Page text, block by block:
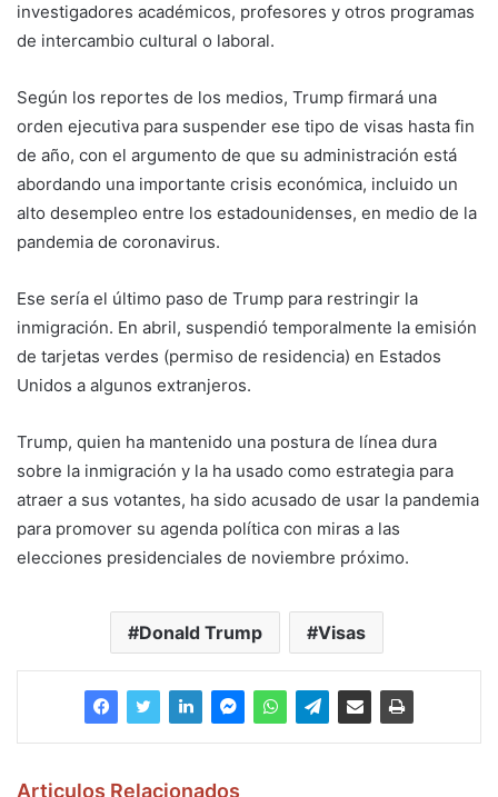
investigadores académicos, profesores y otros programas
de intercambio cultural o laboral.
Según los reportes de los medios, Trump firmará una
orden ejecutiva para suspender ese tipo de visas hasta fin
de año, con el argumento de que su administración está
abordando una importante crisis económica, incluido un
alto desempleo entre los estadounidenses, en medio de la
pandemia de coronavirus.
Ese sería el último paso de Trump para restringir la
inmigración. En abril, suspendió temporalmente la emisión
de tarjetas verdes (permiso de residencia) en Estados
Unidos a algunos extranjeros.
Trump, quien ha mantenido una postura de línea dura
sobre la inmigración y la ha usado como estrategia para
atraer a sus votantes, ha sido acusado de usar la pandemia
para promover su agenda política con miras a las
elecciones presidenciales de noviembre próximo.
Donald Trump Visas
Articulos Relacionados